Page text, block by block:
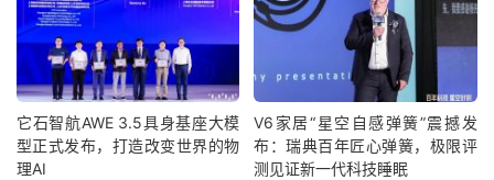
它石智航AWE 3.5具身基座大模
型正式发布，打造改变世界的物
理AI
V6家居“星空自感弹簧”震撼发
布：瑞典百年匠心弹簧，极限评
测见证新一代科技睡眠